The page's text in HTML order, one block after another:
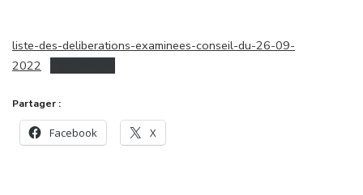
liste-des-deliberations-examinees-conseil-du-26-09-
2022
Partager :
Facebook X